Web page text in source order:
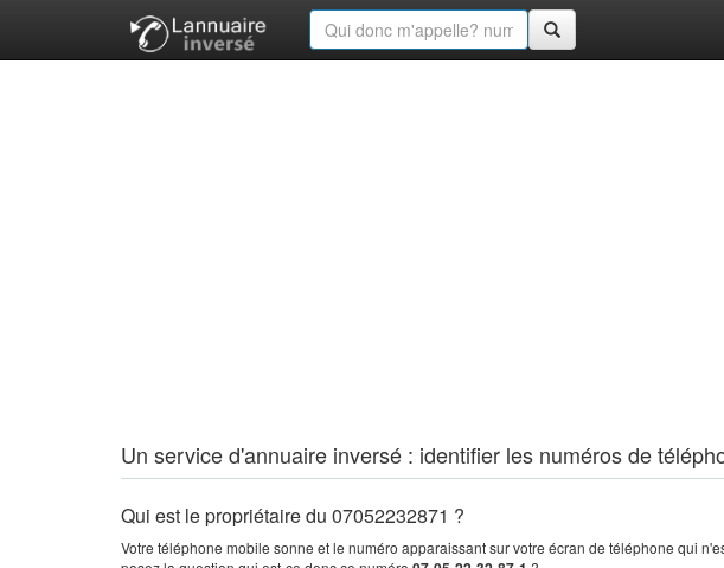
Un service d'annuaire inversé : identifier les numéros de
Qui est le propriétaire du 07052232871 ?
Votre téléphone mobile sonne et le numéro apparaissant sur votre écran de téléphone qui